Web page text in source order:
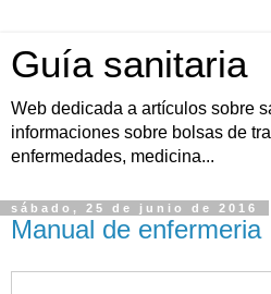
Guía sanitaria
Web dedicada a artículos sobre
informaciones sobre bolsas de
enfermedades, medicina...
sábado, 25 de junio de 2016
Manual de enfermeria